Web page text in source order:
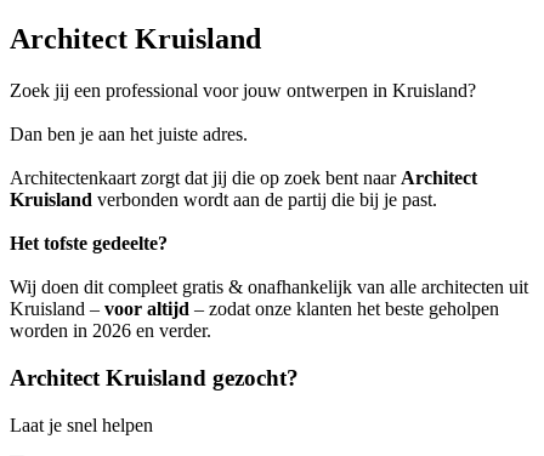
Architect Kruisland
Zoek jij een professional voor jouw ontwerpen in Kruisland?
Dan ben je aan het juiste adres.
Architectenkaart zorgt dat jij die op zoek bent naar Architect
Kruisland verbonden wordt aan de partij die bij je past.
Het tofste gedeelte?
Wij doen dit compleet gratis & onafhankelijk van alle architecten uit
Kruisland – voor altijd – zodat onze klanten het beste geholpen
worden in 2026 en verder.
Architect Kruisland gezocht?
Laat je snel helpen